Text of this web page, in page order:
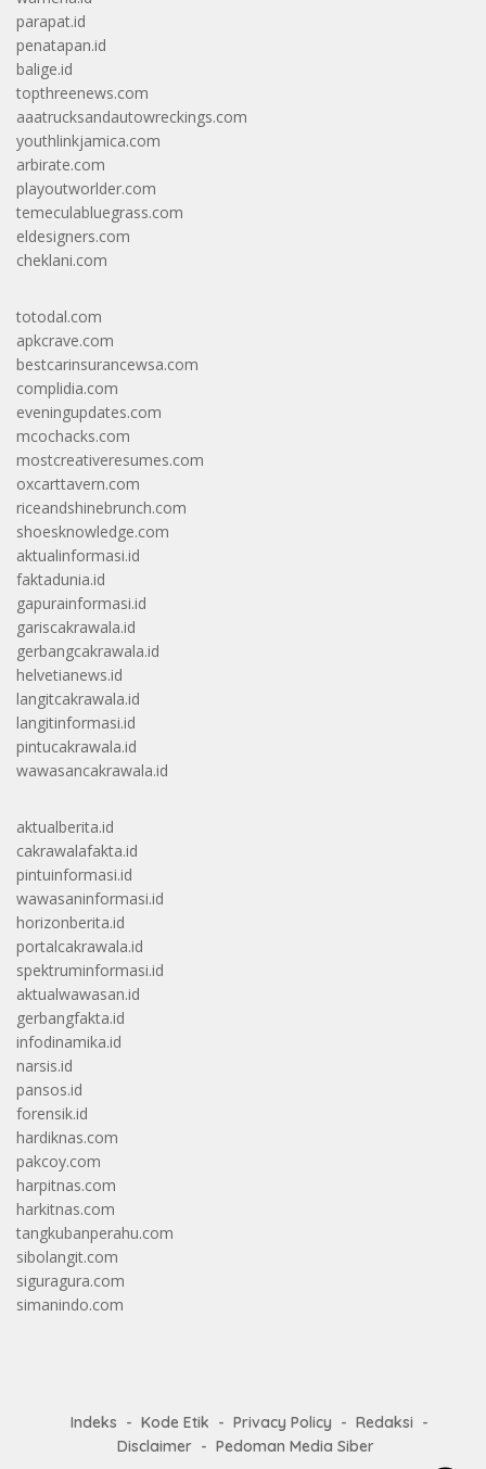
parapat.id
penatapan.id
balige.id
topthreenews.com
aaatrucksandautowreckings.com
youthlinkjamica.com
arbirate.com
playoutworlder.com
temeculabluegrass.com
eldesigners.com
cheklani.com
totodal.com
apkcrave.com
bestcarinsurancewsa.com
complidia.com
eveningupdates.com
mcochacks.com
mostcreativeresumes.com
oxcarttavern.com
riceandshinebrunch.com
shoesknowledge.com
aktualinformasi.id
faktadunia.id
gapurainformasi.id
gariscakrawala.id
gerbangcakrawala.id
helvetianews.id
langitcakrawala.id
langitinformasi.id
pintucakrawala.id
wawasancakrawala.id
aktualberita.id
cakrawalafakta.id
pintuinformasi.id
wawasaninformasi.id
horizonberita.id
portalcakrawala.id
spektruminformasi.id
aktualwawasan.id
gerbangfakta.id
infodinamika.id
narsis.id
pansos.id
forensik.id
hardiknas.com
pakcoy.com
harpitnas.com
harkitnas.com
tangkubanperahu.com
sibolangit.com
siguragura.com
simanindo.com
Indeks Kode Etik Privacy Policy
Redaksi
Disclaimer
Pedoman Media Siber